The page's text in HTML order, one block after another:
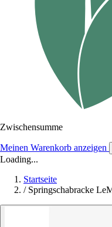
Zwischensumme
Meinen Warenkorb anzeigen
Loading...
Startseite
/ Springschabracke